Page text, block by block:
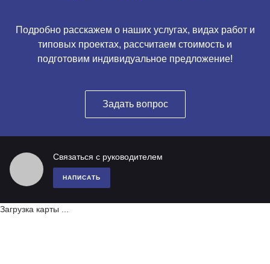
Подробно расскажем о наших услугах, видах работ и
типовых проектах, рассчитаем стоимость и
подготовим индивидуальное предложение!
Задать вопрос
Связаться с руководителем
НАПИСАТЬ
Загрузка карты ...